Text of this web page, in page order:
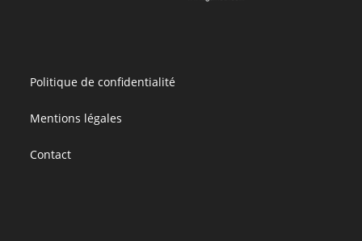
Politique de confidentialité
Mentions légales
Contact